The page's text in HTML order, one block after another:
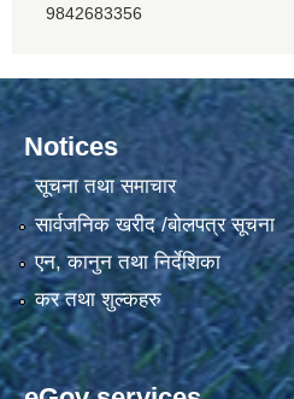
9842683356
Notices
सूचना तथा समाचार
सार्वजनिक खरीद /बोलपत्र सूचना
एन, कानुन तथा निर्देशिका
कर तथा शुल्कहरु